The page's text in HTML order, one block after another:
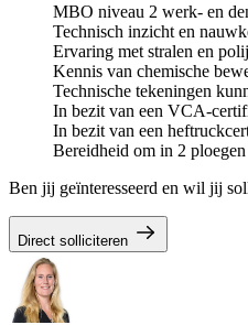
MBO niveau 2 werk- en
Technisch inzicht en
Ervaring met stralen en
Kennis van chemische
Technische tekeningen
In bezit van een VCA-
In bezit van een
Bereidheid om in 2
Ben jij geïnteresseerd en wil jij
Direct solliciteren